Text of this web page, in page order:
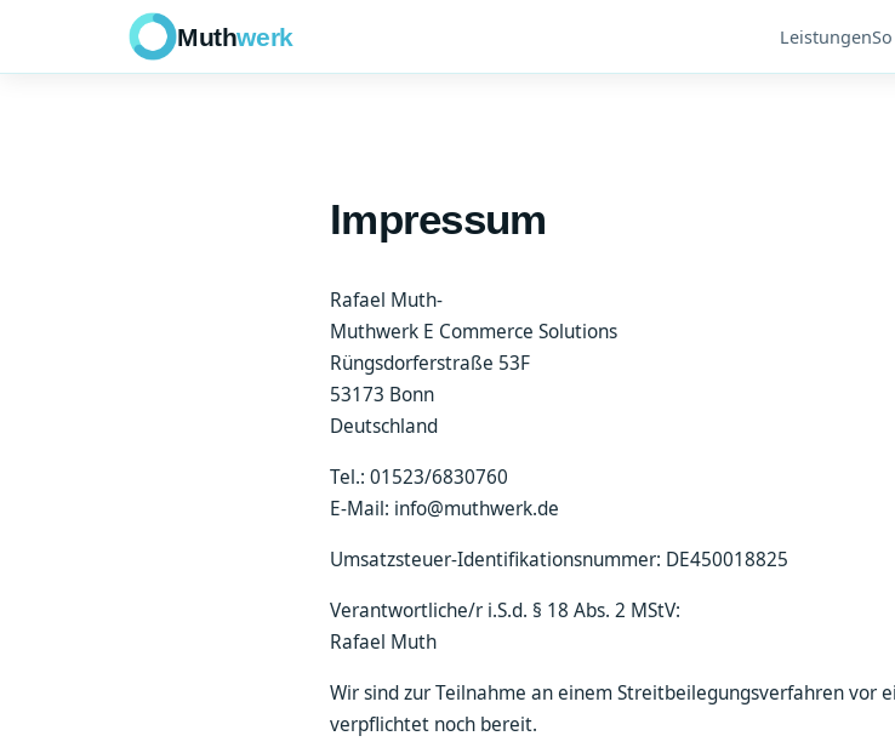
Muthwerk Leistungen
Impressum
Rafael Muth-
Muthwerk E Commerce Solutions
Rüngsdorferstraße 53F
53173 Bonn
Deutschland
Tel.: 01523/6830760
E-Mail: info@muthwerk.de
Umsatzsteuer-Identifikationsnummer: DE450018825
Verantwortliche/r i.S.d. § 18 Abs. 2 MStV:
Rafael Muth
Wir sind zur Teilnahme an einem Streitbeilegungsverfahren vor
verpflichtet noch bereit.